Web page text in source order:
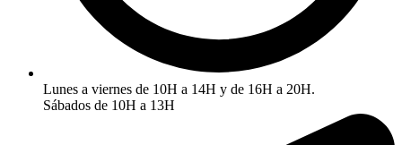
Lunes a viernes de 10H a 14H y de 16H a 20H.
Sábados de 10H a 13H